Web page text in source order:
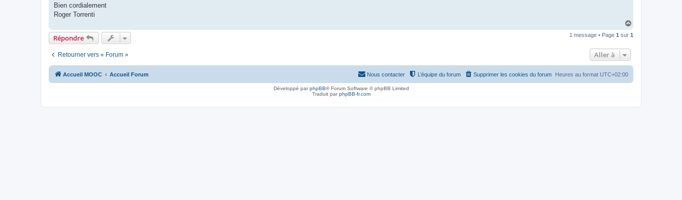
Bien cordialement
Roger Torrenti
u
Répondre 1 message • Page 1 sur 1
Retourner vers « Forum » Aller à
Accueil MOOC Accueil Forum Heures au format UTC+02:00
Supprimer les cookies du forum
L’équipe du forum
Nous contacter
Développé parphpBB® Forum Software © phpBB Limited
Traduit parphpBB-fr.com